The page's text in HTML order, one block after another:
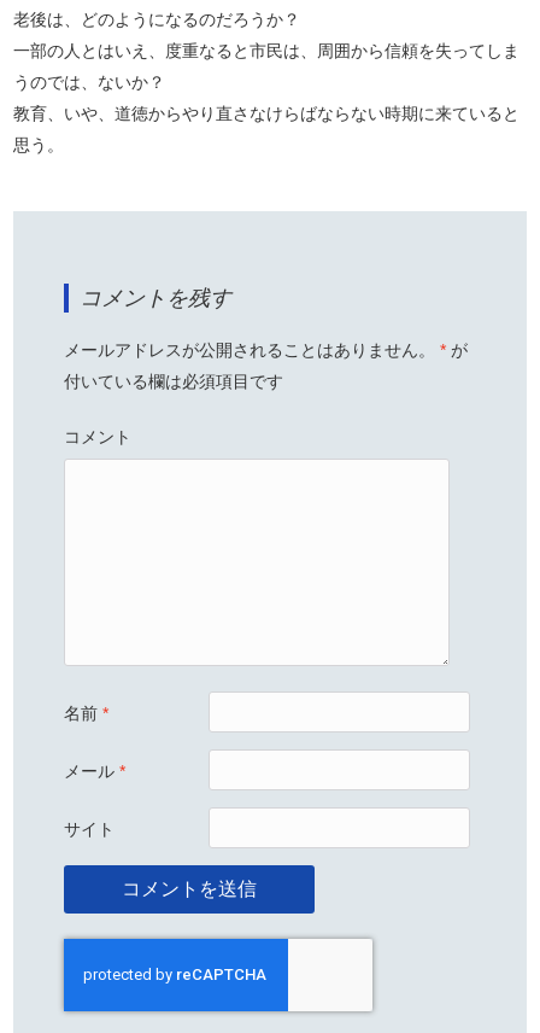
老後は、どのようになるのだろうか？
一部の人とはいえ、度重なると市民は、周囲から信頼を失ってしま
うのでは、ないか？
教育、いや、道徳からやり直さなけらばならない時期に来ていると
思う。
コメントを残す
メールアドレスが公開されることはありません。 * が
付いている欄は必須項目です
コメント
名前*
メール*
サイト